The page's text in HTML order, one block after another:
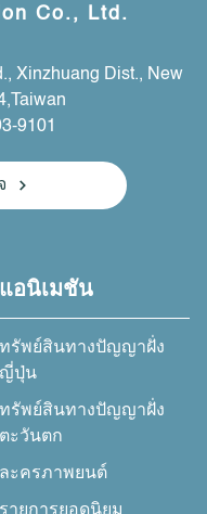
Co., Ltd.
Xinzhuang Dist., New
9101
แอนิเมชัน
ทรัพย์สินทางปัญญาฝั่ง
ญี่ปุ่น
ทรัพย์สินทางปัญญาฝั่ง
ตะวันตก
ละครภาพยนต์
รายการยอดนิยม